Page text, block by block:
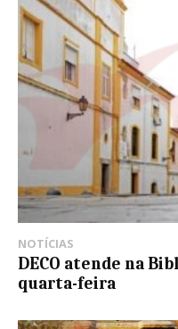
NOTÍCIAS
DECO atende na
quarta-feira